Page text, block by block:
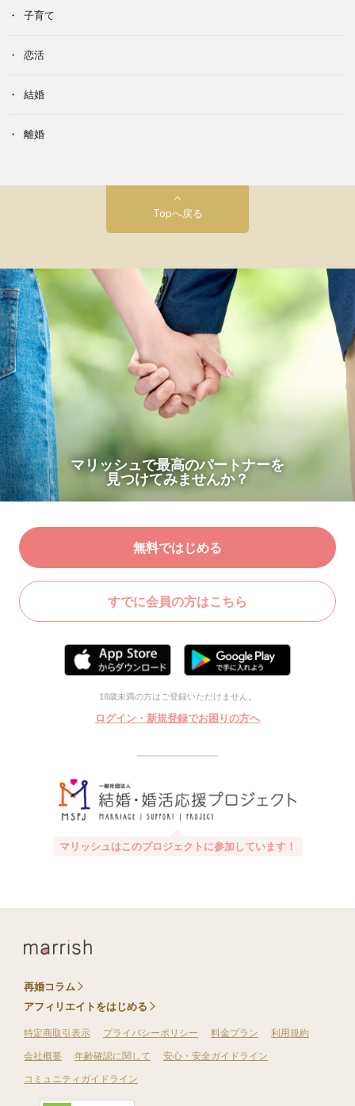
子育て
恋活
結婚
離婚
Topへ戻る
マリッシュで最高のパートナーを
見つけてみませんか？
無料ではじめる
すでに会員の方はこちら
18歳未満の方はご登録いただけません。
ログイン・新規登録でお困りの方へ
マリッシュはこのプロジェクトに参加しています！
再婚コラム
アフィリエイトをはじめる
特定商取引表示 プライバシーポリシー 料金プラン
利用規約
会社概要
年齢確認に関して
安心・安全ガイドライン
コミュニティガイドライン